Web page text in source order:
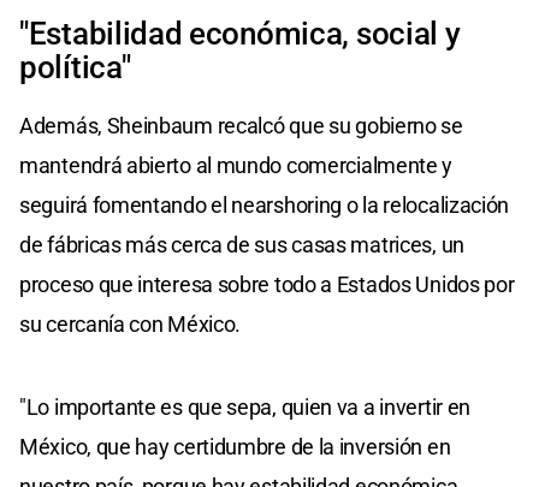
"Estabilidad económica, social y
política"
Además, Sheinbaum recalcó que su gobierno se
mantendrá abierto al mundo comercialmente y
seguirá fomentando el nearshoring o la relocalización
de fábricas más cerca de sus casas matrices, un
proceso que interesa sobre todo a Estados Unidos por
su cercanía con México.
"Lo importante es que sepa, quien va a invertir en
México, que hay certidumbre de la inversión en